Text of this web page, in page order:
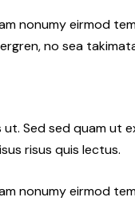
nonumy eirmod
no sea
Sed sed quam
risus quis lectus.
nonumy eirmod